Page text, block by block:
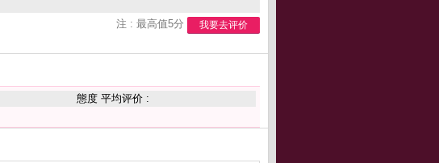
注 : 最高值5分 我要去评价
態度 平均评价 :